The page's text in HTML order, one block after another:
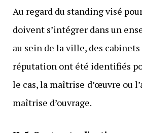
Au regard du standing visé
doivent s’intégrer dans un
au sein de la ville, des
réputation ont été identifiés
le cas, la maîtrise d’œuvre ou
maîtrise d’ouvrage.